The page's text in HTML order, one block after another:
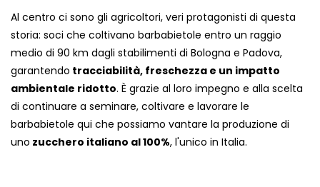
Al centro ci sono gli agricoltori, veri protagonisti di questa
storia: soci che coltivano barbabietole entro un raggio
medio di 90 km dagli stabilimenti di Bologna e Padova,
garantendo tracciabilità, freschezza e un impatto
ambientale ridotto. È grazie al loro impegno e alla scelta
di continuare a seminare, coltivare e lavorare le
barbabietole qui che possiamo vantare la produzione di
uno zucchero italiano al 100%, l'unico in Italia.